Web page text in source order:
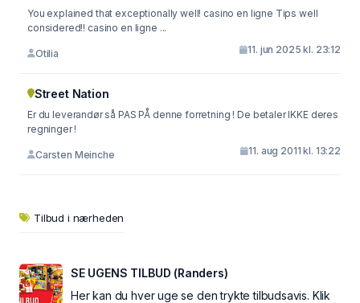
You explained that exceptionally well! casino en ligne Tips well
considered!! casino en ligne ...
Otilia 11. jun 2025 kl. 23:12
Street Nation
Er du leverandør så PAS PÅ denne forretning ! De betaler IKKE deres
regninger !
Carsten Meinche 11. aug 2011 kl. 13:22
Tilbud i nærheden
SE UGENS TILBUD (Randers)
Her kan du hver uge se den trykte tilbudsavis. Klik